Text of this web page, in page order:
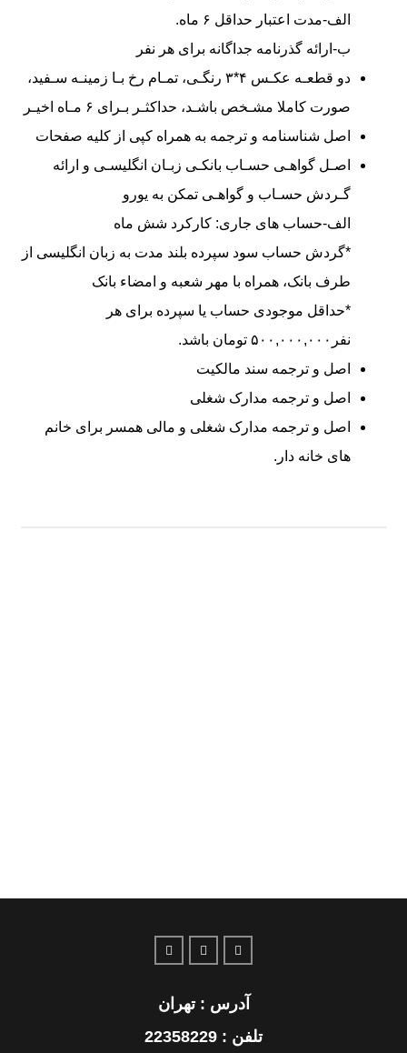
الف-مدت اعتبار حداقل ۶ ماه.
ب-ارائه گذرنامه جداگانه برای هر نفر
دو قطعـه عکـس ۴*۳ رنگـی، تمـام رخ بـا زمینـه سـفید،
صورت کاملا مشـخص باشـد، حداکثـر بـرای ۶ مـاه اخیـر
اصل شناسنامه و ترجمه به همراه کپی از کلیه صفحات
اصـل گواهـی حسـاب بانکـی زبـان انگلیسـی و ارائه
گـردش حسـاب و گواهـی تمکن به یورو
الف-حساب های جاری: کارکرد شش ماه
*گردش حساب سود سپرده بلند مدت به زبان انگلیسی از
طرف بانک، همراه با مهر شعبه و امضاء بانک
*حداقل موجودی حساب یا سپرده برای هر
نفر۵۰۰,۰۰۰,۰۰۰ تومان باشد.
اصل و ترجمه سند مالکیت
اصل و ترجمه مدارک شغلی
اصل و ترجمه مدارک شغلی و مالی همسر برای خانم
های خانه دار.
آدرس : تهران
تلفن : 22358229